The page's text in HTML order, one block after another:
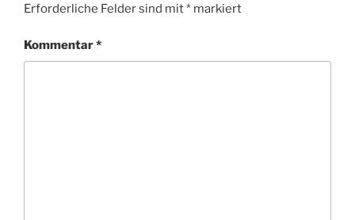
Erforderliche Felder sind mit* markiert
Kommentar*